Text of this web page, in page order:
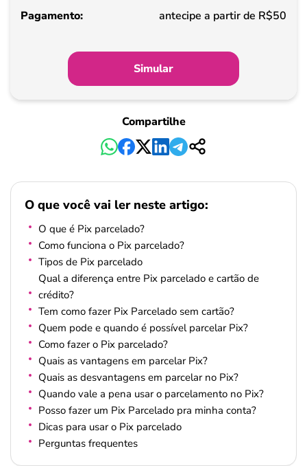
Pagamento
antecipe a partir de R$50
Simular
Compartilhe
O que você vai ler neste artigo:
O que é Pix parcelado?
Como funciona o Pix parcelado?
Tipos de Pix parcelado
Qual a diferença entre Pix parcelado e cartão de
crédito?
Tem como fazer Pix Parcelado sem cartão?
Quem pode e quando é possível parcelar Pix?
Como fazer o Pix parcelado?
Quais as vantagens em parcelar Pix?
Quais as desvantagens em parcelar no Pix?
Quando vale a pena usar o parcelamento no Pix?
Posso fazer um Pix Parcelado pra minha conta?
Dicas para usar o Pix parcelado
Perguntas frequentes